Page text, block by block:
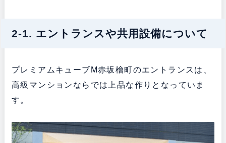
2-1. エントランスや共用設備について
プレミアムキューブM赤坂檜町のエントランスは、
高級マンションならでは上品な作りとなっていま
す。